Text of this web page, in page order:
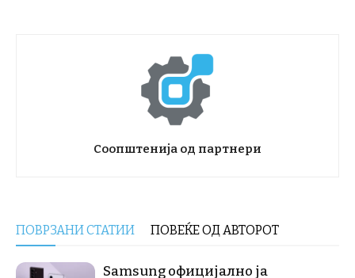
Соопштенија од партнери
ПОВРЗАНИ СТАТИИ ПОВЕЌЕ ОД АВТОРОТ
Samsung официјално ја